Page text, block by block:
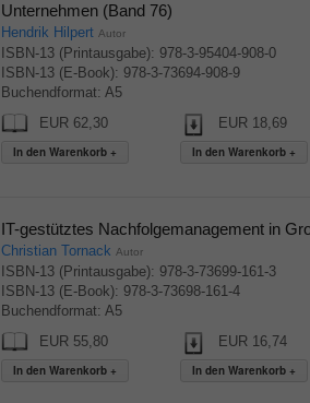
Unternehmen (Band 76)
Hendrik Hilpert Autor
ISBN-13 (Printausgabe): 978-3-95404-908-0
ISBN-13 (E-Book): 978-3-73694-908-9
Buchendformat: A5
EUR 62,30
EUR 18,69
IT-gestütztes Nachfolgemanagement in
Christian Tornack Autor
ISBN-13 (Printausgabe): 978-3-73699-161-3
ISBN-13 (E-Book): 978-3-73698-161-4
Buchendformat: A5
EUR 55,80
EUR 16,74